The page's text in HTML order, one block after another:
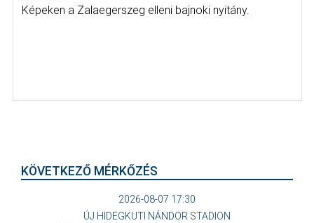
Képeken a Zalaegerszeg elleni bajnoki nyitány.
KÖVETKEZŐ MÉRKŐZÉS
2026-08-07 17:30
ÚJ HIDEGKUTI NÁNDOR STADION